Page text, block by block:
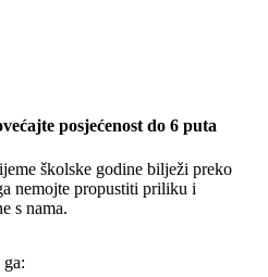
posjećenost do 6 puta
školske godine bilježi preko
nemojte propustiti priliku i
s nama.